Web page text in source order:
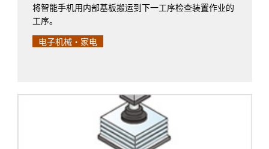
将智能手机用内部基板搬运到下一工序检查装置作业的
工序。
电子机械・家电